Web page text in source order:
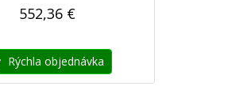
552,36 €
Rýchla objednávka